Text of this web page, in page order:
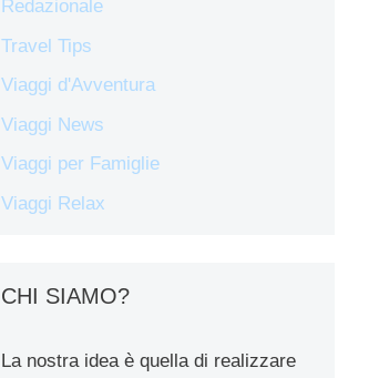
Redazionale
Travel Tips
Viaggi d'Avventura
Viaggi News
Viaggi per Famiglie
Viaggi Relax
CHI SIAMO?
La nostra idea è quella di realizzare